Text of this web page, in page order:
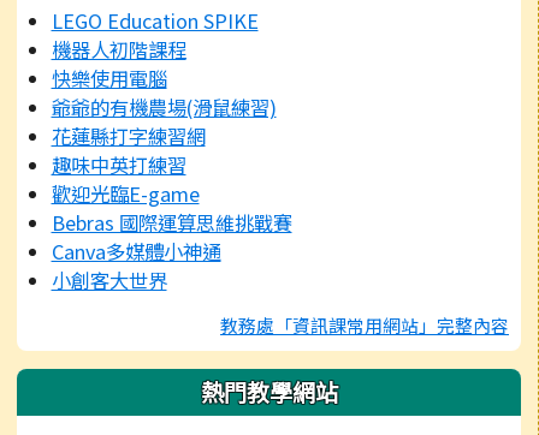
LEGO Education SPIKE
機器人初階課程
快樂使用電腦
爺爺的有機農場(滑鼠練習)
花蓮縣打字練習網
趣味中英打練習
歡迎光臨E-game
Bebras 國際運算思維挑戰賽
Canva多媒體小神通
小創客大世界
教務處「資訊課常用網站」完整內容
熱門教學網站